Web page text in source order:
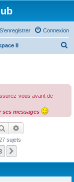
Connexion
S’enregistrer
II
c
vous avant de
messages
Rechercher
sujets